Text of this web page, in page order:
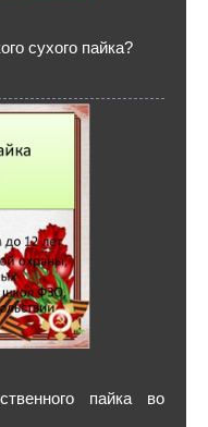
сухого пайка?
пайка во